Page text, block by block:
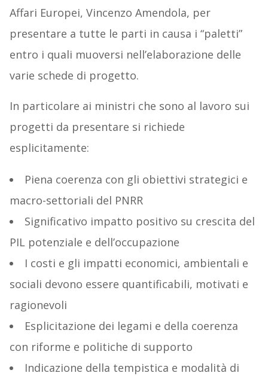
Affari Europei, Vincenzo Amendola, per
presentare a tutte le parti in causa i “paletti”
entro i quali muoversi nell’elaborazione delle
varie schede di progetto.
In particolare ai ministri che sono al lavoro sui
progetti da presentare si richiede
esplicitamente:
Piena coerenza con gli obiettivi strategici e
macro-settoriali del PNRR
Significativo impatto positivo su crescita del
PIL potenziale e dell’occupazione
I costi e gli impatti economici, ambientali e
sociali devono essere quantificabili, motivati e
ragionevoli
Esplicitazione dei legami e della coerenza
con riforme e politiche di supporto
Indicazione della tempistica e modalità di